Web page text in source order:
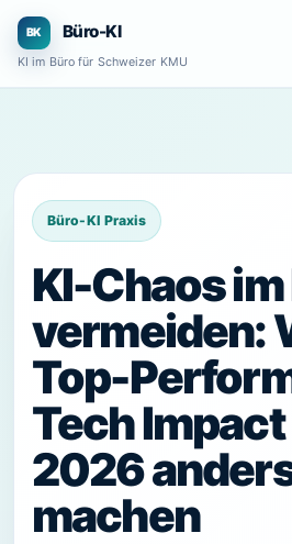
Zum
Inhalt
springen
Büro-KI
KI im Büro für Schweizer KMU
KI-Chaos
vermeiden:
Top-
Tech
2026
machen